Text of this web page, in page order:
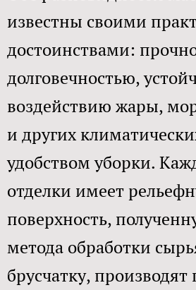
известны своими
достоинствами:
долговечностью,
воздействию жары,
и других
удобством уборки.
отделки имеет
поверхность,
метода обработки
брусчатку, производят